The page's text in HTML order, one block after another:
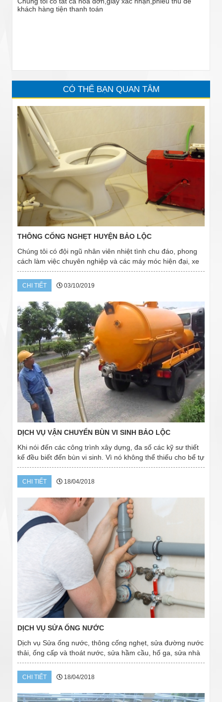
khách hàng tiện thanh toán
CÓ THỂ BẠN QUAN TÂM
THÔNG CỐNG NGHẸT HUYỆN BẢO LỘC
Chúng tôi có đội ngũ nhân viên nhiệt tình chu đáo, phong
cách làm việc chuyên nghiệp và các máy móc hiện đại, xe
chở chuyên dùng. Chúng tôi đảm bảo mang đến cho khách
hàng những dịch vụ thông cầu cống...
CHI TIẾT 03/10/2019
DỊCH VỤ VẬN CHUYỂN BÙN VI SINH BẢO LỘC
Khi nói đến các công trình xây dựng, đa số các kỹ sư thiết
kế đều biết đến bùn vi sinh. Vì nó không thể thiếu cho bể tự
hoại của các nhà vệ sinh, nhất là các công ty, xí nghiệp,
trường học, bệnh viện,...
CHI TIẾT 18/04/2018
DỊCH VỤ SỬA ỐNG NƯỚC
Dịch vụ Sửa ống nước, thông cống nghẹt, sửa đường nước
thải, ống cấp và thoát nước, sửa hầm cầu, hố ga, sửa nhà
vệ sinh, bồn cầu… Đội sửa ống nước tại Đà Lạt, chúng tôi
là đơn vị chuyên nghiệp sửa...
CHI TIẾT 18/04/2018